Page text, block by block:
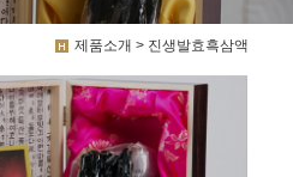
제품소개 > 진생발효흑삼액